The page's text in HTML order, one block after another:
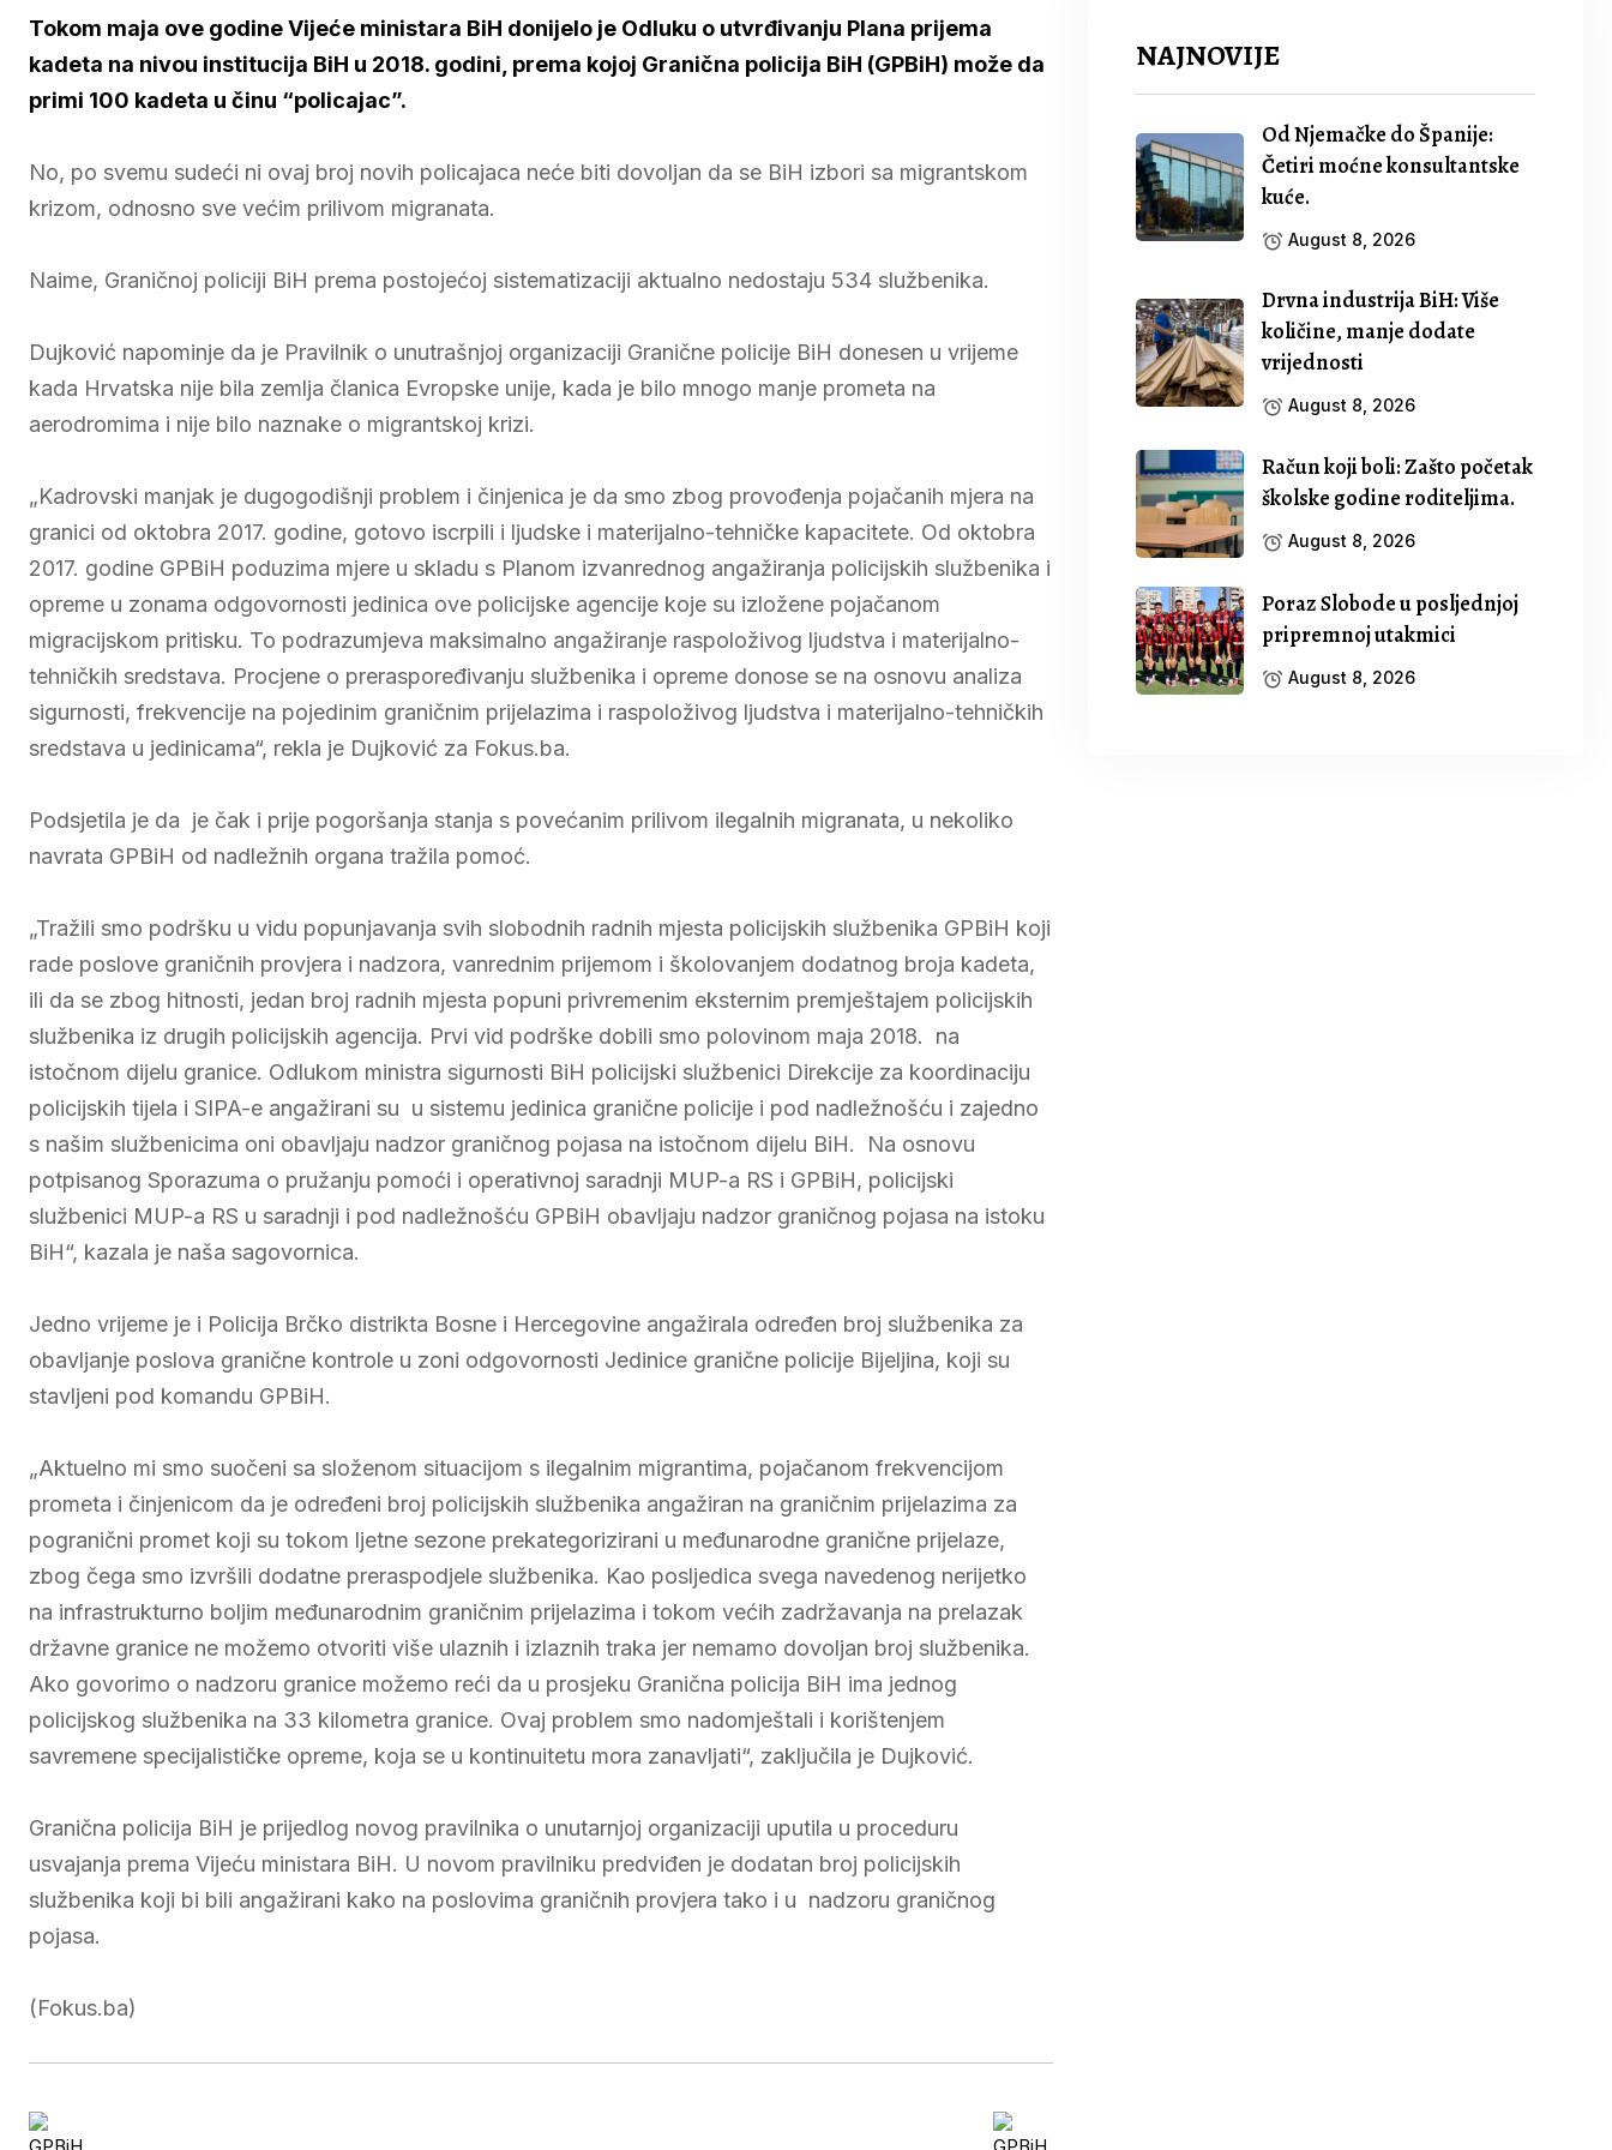
Tokom maja ove godine Vijeće ministara BiH donijelo je Odluku o utvrđivanju Plana prijema
kadeta na nivou institucija BiH u 2018. godini, prema kojoj Granična policija BiH (GPBiH) može da
primi 100 kadeta u činu “policajac”.
No, po svemu sudeći ni ovaj broj novih policajaca neće biti dovoljan da se BiH izbori sa migrantskom
krizom, odnosno sve većim prilivom migranata.
Naime, Graničnoj policiji BiH prema postojećoj sistematizaciji aktualno nedostaju 534 službenika.
Dujković napominje da je Pravilnik o unutrašnjoj organizaciji Granične policije BiH donesen u vrijeme
kada Hrvatska nije bila zemlja članica Evropske unije, kada je bilo mnogo manje prometa na
aerodromima i nije bilo naznake o migrantskoj krizi.
„Kadrovski manjak je dugogodišnji problem i činjenica je da smo zbog provođenja pojačanih mjera na
granici od oktobra 2017. godine, gotovo iscrpili i ljudske i materijalno-tehničke kapacitete. Od oktobra
2017. godine GPBiH poduzima mjere u skladu s Planom izvanrednog angažiranja policijskih službenika i
opreme u zonama odgovornosti jedinica ove policijske agencije koje su izložene pojačanom
migracijskom pritisku. To podrazumjeva maksimalno angažiranje raspoloživog ljudstva i materijalno-
tehničkih sredstava. Procjene o preraspoređivanju službenika i opreme donose se na osnovu analiza
sigurnosti, frekvencije na pojedinim graničnim prijelazima i raspoloživog ljudstva i materijalno-tehničkih
sredstava u jedinicama“, rekla je Dujković za Fokus.ba.
Podsjetila je da je čak i prije pogoršanja stanja s povećanim prilivom ilegalnih migranata, u nekoliko
navrata GPBiH od nadležnih organa tražila pomoć.
„Tražili smo podršku u vidu popunjavanja svih slobodnih radnih mjesta policijskih službenika GPBiH koji
rade poslove graničnih provjera i nadzora, vanrednim prijemom i školovanjem dodatnog broja kadeta,
ili da se zbog hitnosti, jedan broj radnih mjesta popuni privremenim eksternim premještajem policijskih
službenika iz drugih policijskih agencija. Prvi vid podrške dobili smo polovinom maja 2018. na
istočnom dijelu granice. Odlukom ministra sigurnosti BiH policijski službenici Direkcije za koordinaciju
policijskih tijela i SIPA-e angažirani su u sistemu jedinica granične policije i pod nadležnošću i zajedno
s našim službenicima oni obavljaju nadzor graničnog pojasa na istočnom dijelu BiH. Na osnovu
potpisanog Sporazuma o pružanju pomoći i operativnoj saradnji MUP-a RS i GPBiH, policijski
službenici MUP-a RS u saradnji i pod nadležnošću GPBiH obavljaju nadzor graničnog pojasa na istoku
BiH“, kazala je naša sagovornica.
Jedno vrijeme je i Policija Brčko distrikta Bosne i Hercegovine angažirala određen broj službenika za
obavljanje poslova granične kontrole u zoni odgovornosti Jedinice granične policije Bijeljina, koji su
stavljeni pod komandu GPBiH.
„Aktuelno mi smo suočeni sa složenom situacijom s ilegalnim migrantima, pojačanom frekvencijom
prometa i činjenicom da je određeni broj policijskih službenika angažiran na graničnim prijelazima za
pogranični promet koji su tokom ljetne sezone prekategorizirani u međunarodne granične prijelaze,
zbog čega smo izvršili dodatne preraspodjele službenika. Kao posljedica svega navedenog nerijetko
na infrastrukturno boljim međunarodnim graničnim prijelazima i tokom većih zadržavanja na prelazak
državne granice ne možemo otvoriti više ulaznih i izlaznih traka jer nemamo dovoljan broj službenika.
Ako govorimo o nadzoru granice možemo reći da u prosjeku Granična policija BiH ima jednog
policijskog službenika na 33 kilometra granice. Ovaj problem smo nadomještali i korištenjem
savremene specijalističke opreme, koja se u kontinuitetu mora zanavljati“, zaključila je Dujković.
Granična policija BiH je prijedlog novog pravilnika o unutarnjoj organizaciji uputila u proceduru
usvajanja prema Vijeću ministara BiH. U novom pravilniku predviđen je dodatan broj policijskih
službenika koji bi bili angažirani kako na poslovima graničnih provjera tako i u nadzoru graničnog
pojasa.
(Fokus.ba)
NAJNOVIJE
Od Njemačke do Španije:
Četiri moćne konsultantske
kuće.
August 8, 2026
Drvna industrija BiH: Više
količine, manje dodate
vrijednosti
August 8, 2026
Račun koji boli: Zašto početak
školske godine roditeljima.
August 8, 2026
Poraz Slobode u posljednjoj
pripremnoj utakmici
August 8, 2026